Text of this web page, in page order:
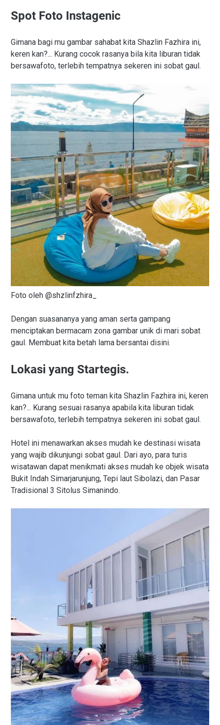
Spot Foto Instagenic
Gimana bagi mu gambar sahabat kita Shazlin Fazhira ini,
keren kan?... Kurang cocok rasanya bila kita liburan tidak
bersawafoto, terlebih tempatnya sekeren ini sobat gaul.
Foto oleh @shzlinfzhira_
Dengan suasananya yang aman serta gampang
menciptakan bermacam zona gambar unik di mari sobat
gaul. Membuat kita betah lama bersantai disini.
Lokasi yang Startegis.
Gimana untuk mu foto teman kita Shazlin Fazhira ini, keren
kan?... Kurang sesuai rasanya apabila kita liburan tidak
bersawafoto, terlebih tempatnya sekeren ini sobat gaul.
Hotel ini menawarkan akses mudah ke destinasi wisata
yang wajib dikunjungi sobat gaul. Dari ayo, para turis
wisatawan dapat menikmati akses mudah ke objek wisata
Bukit Indah Simarjarunjung, Tepi laut Sibolazi, dan Pasar
Tradisional 3 Sitolus Simanindo.